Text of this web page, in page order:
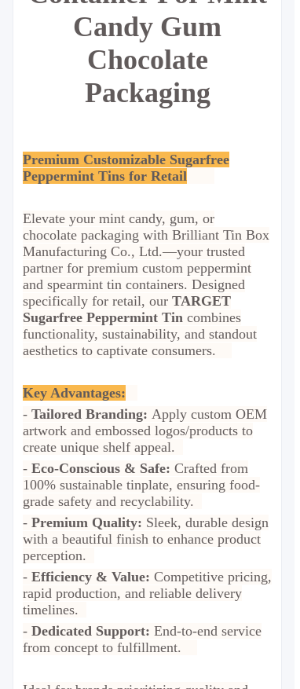
Candy Gum
Chocolate
Packaging
Premium Customizable Sugarfree
Peppermint Tins for Retail
Elevate your mint candy, gum, or
chocolate packaging with Brilliant Tin Box
Manufacturing Co., Ltd.—your trusted
partner for premium custom peppermint
and spearmint tin containers. Designed
specifically for retail, our TARGET
Sugarfree Peppermint Tin combines
functionality, sustainability, and standout
aesthetics to captivate consumers.
Key Advantages:
- Tailored Branding: Apply custom OEM
artwork and embossed logos/products to
create unique shelf appeal.
- Eco-Conscious & Safe: Crafted from
100% sustainable tinplate, ensuring food-
grade safety and recyclability.
- Premium Quality: Sleek, durable design
with a beautiful finish to enhance product
perception.
- Efficiency & Value: Competitive pricing,
rapid production, and reliable delivery
timelines.
- Dedicated Support: End-to-end service
from concept to fulfillment.